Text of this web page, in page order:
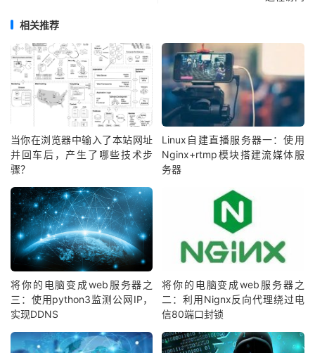
相关推荐
当你在浏览器中输入了本站网址
并回车后，产生了哪些技术步
骤？
Linux自建直播服务器一：使用
Nginx+rtmp模块搭建流媒体服
务器
将你的电脑变成web服务器之
三：使用python3监测公网IP，
实现DDNS
将你的电脑变成web服务器之
二：利用Nignx反向代理绕过电
信80端口封锁